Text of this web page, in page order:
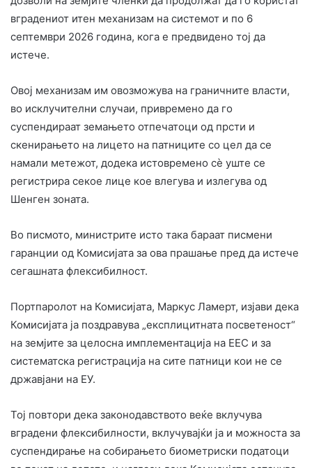
вградениот итен механизам на системот и по 6
септември 2026 година, кога е предвидено тој да
истече.
Овој механизам им овозможува на граничните власти,
во исклучителни случаи, привремено да го
суспендираат земањето отпечатоци од прсти и
скенирањето на лицето на патниците со цел да се
намали метежот, додека истовремено сè уште се
регистрира секое лице кое влегува и излегува од
Шенген зоната.
Во писмото, министрите исто така бараат писмени
гаранции од Комисијата за ова прашање пред да истече
сегашната флексибилност.
Портпаролот на Комисијата, Маркус Ламерт, изјави дека
Комисијата ја поздравува „експлицитната посветеност“
на земјите за целосна имплементација на ЕЕС и за
систематска регистрација на сите патници кои не се
државјани на ЕУ.
Тој повтори дека законодавството веќе вклучува
вградени флексибилности, вклучувајќи ја и можноста за
суспендирање на собирањето биометриски податоци